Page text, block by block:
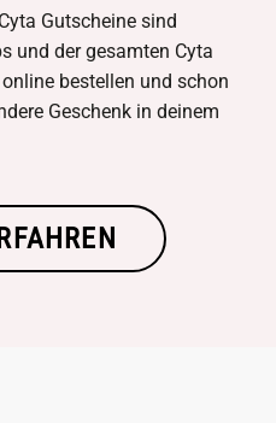
Gutscheine sind
und der gesamten Cyta
bestellen und schon
Geschenk in deinem